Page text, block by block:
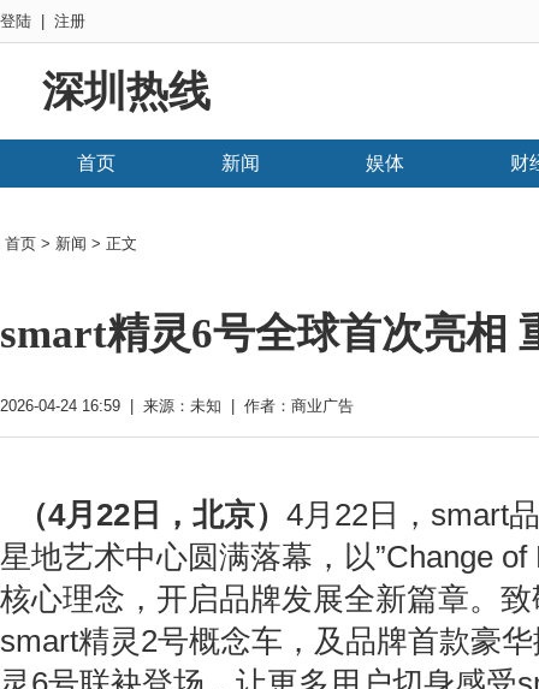
登陆 注册
深圳热线
首页 新闻 娱体 财
首页 > 新闻 > 正文
smart精灵6号全球首次亮相
2026-04-24 16:59 | 来源：未知 | 作者：商业广告
（4月 22 日，北京） 4月22日，smart
星地艺术中心圆满落幕，以”Change of
核心理念，开启品牌发展全新篇章。
smart精灵2号概念车，及品牌首款豪